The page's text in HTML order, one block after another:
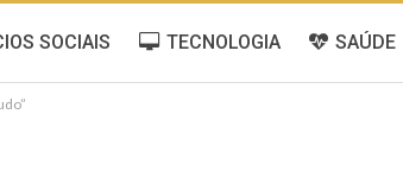
SOCIAIS TECNOLOGIA SAÚDE